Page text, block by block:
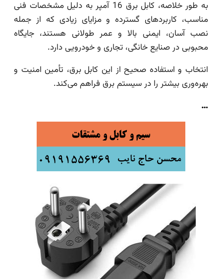
به طور خلاصه، کابل برق 16 آمپر به دلیل مشخصات فنی
مناسب، کاربردهای گسترده و مزایای زیادی که از جمله
نصب آسان، ایمنی بالا و عمر طولانی هستند، جایگاه
محبوبی در صنایع خانگی، تجاری و خودرویی دارد.
انتخاب و استفاده صحیح از این کابل برق، تأمین امنیت و
بهره‌وری بیشتر را در سیستم برق فراهم می‌کند.
…